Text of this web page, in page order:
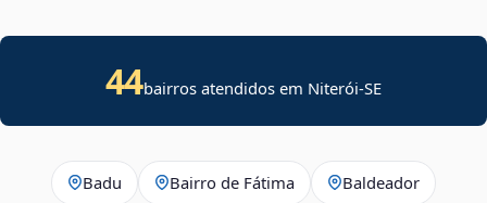
44bairros atendidos em Niterói-SE
Badu Bairro de Fátima Baldeador